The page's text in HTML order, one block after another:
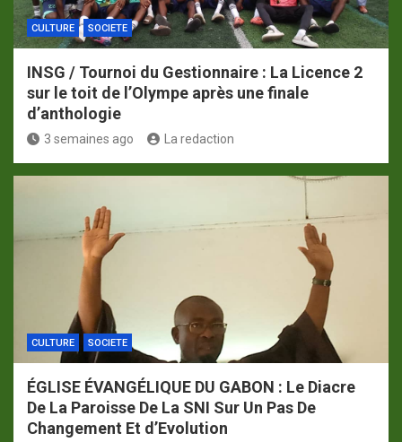
CULTURE SOCIETE
INSG / Tournoi du Gestionnaire : La Licence 2
sur le toit de l’Olympe après une finale
d’anthologie
3 semaines ago La redaction
CULTURE SOCIETE
ÉGLISE ÉVANGÉLIQUE DU GABON : Le Diacre
De La Paroisse De La SNI Sur Un Pas De
Changement Et d’Evolution